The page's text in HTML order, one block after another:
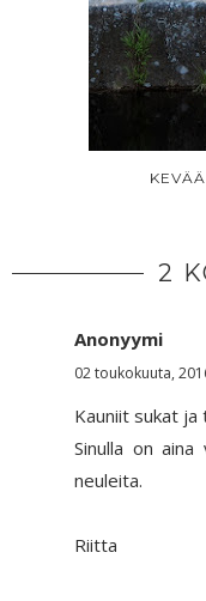
2
Anonyymi
02 toukokuuta,
Kauniit sukat ja
Sinulla on aina
neuleita.
Riitta